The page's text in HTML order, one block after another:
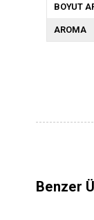
BOYUT
AROMA
Benzer